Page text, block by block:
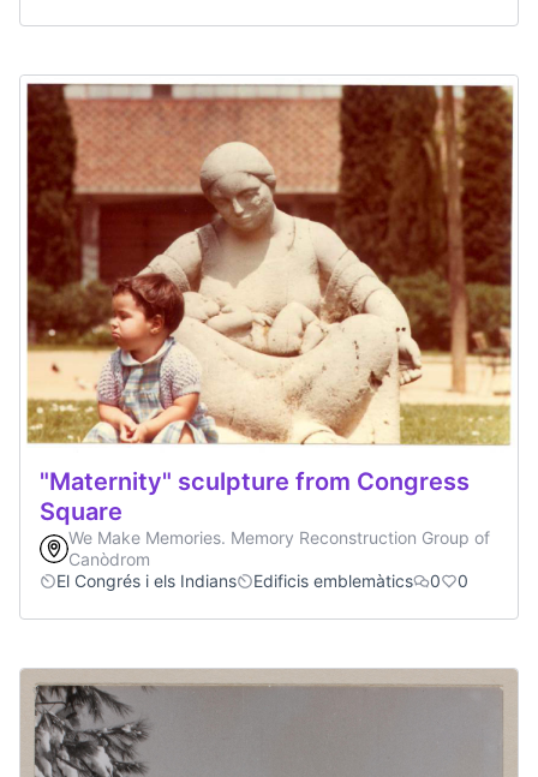
"Maternity" sculpture from Congress
Square
We Make Memories. Memory Reconstruction Group of
Canòdrom
El Congrés i els Indians
Edificis emblemàtics 0 0